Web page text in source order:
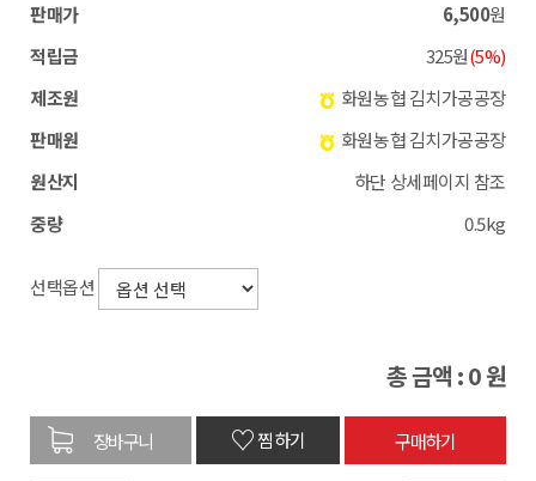
판매가 6,500원
적립금
325원(5%)
제조원
화원농협 김치가공공장
판매원
화원농협 김치가공공장
원산지
하단 상세페이지 참조
중량
0.5kg
선택옵션
총 금액 :0원
♡찜하기